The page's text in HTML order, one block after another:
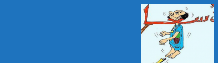
إطلاق النار خلال حفل
الصحافة بواشنطن:المهاجم
كان يستهدف مسؤولين
بمناسبة عيد العرش المجيد
توقيف شخصين هددا شرطيا
بسكينين خلال محاولة سرقة ليلا